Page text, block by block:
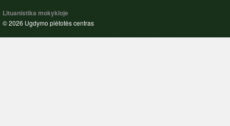
Lituanistika mokykloje
© 2026 Ugdymo plėtotės centras